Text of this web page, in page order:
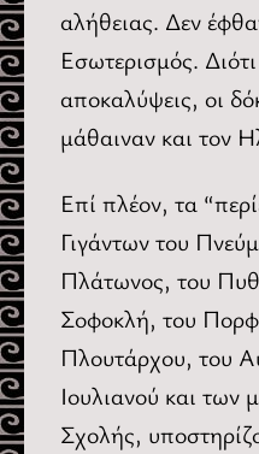
αλήθειας. Δεν
Εσωτερισμός.
αποκαλύψεις, οι
μάθαιναν και τον
Επί πλέον, τα
Γιγάντων του
Πλάτωνος, του
Σοφοκλή, του
Πλουτάρχου, του
Ιουλιανού και των
Σχολής,